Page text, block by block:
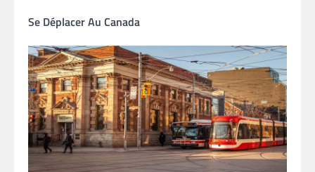
Se Déplacer Au Canada